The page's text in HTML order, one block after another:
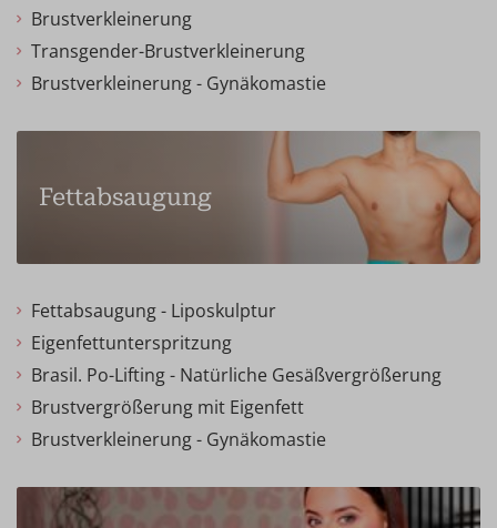
Brustverkleinerung
Transgender-Brustverkleinerung
Brustverkleinerung - Gynäkomastie
Fettabsaugung
Fettabsaugung - Liposkulptur
Eigenfettunterspritzung
Brasil. Po-Lifting - Natürliche Gesäßvergrößerung
Brustvergrößerung mit Eigenfett
Brustverkleinerung - Gynäkomastie